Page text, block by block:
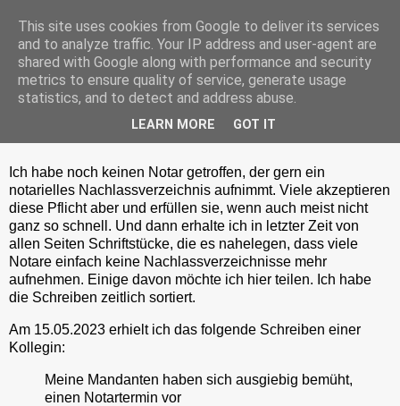
Donnerstag, 23. November 2023
Notarielles Nachlassverzeichnis - Notare
wollen oder können nicht mehr
Ich habe noch keinen Notar getroffen, der gern ein
notarielles Nachlassverzeichnis aufnimmt. Viele akzeptieren
diese Pflicht aber und erfüllen sie, wenn auch meist nicht
ganz so schnell. Und dann erhalte ich in letzter Zeit von
allen Seiten Schriftstücke, die es nahelegen, dass viele
Notare einfach keine Nachlassverzeichnisse mehr
aufnehmen. Einige davon möchte ich hier teilen. Ich habe
die Schreiben zeitlich sortiert.
Am 15.05.2023 erhielt ich das folgende Schreiben einer
Kollegin:
Meine Mandanten haben sich ausgiebig bemüht,
einen Notartermin vor
This site uses cookies from Google to deliver its services
and to analyze traffic. Your IP address and user-agent are
shared with Google along with performance and security
metrics to ensure quality of service, generate usage
statistics, and to detect and address abuse.
LEARN MORE GOT IT